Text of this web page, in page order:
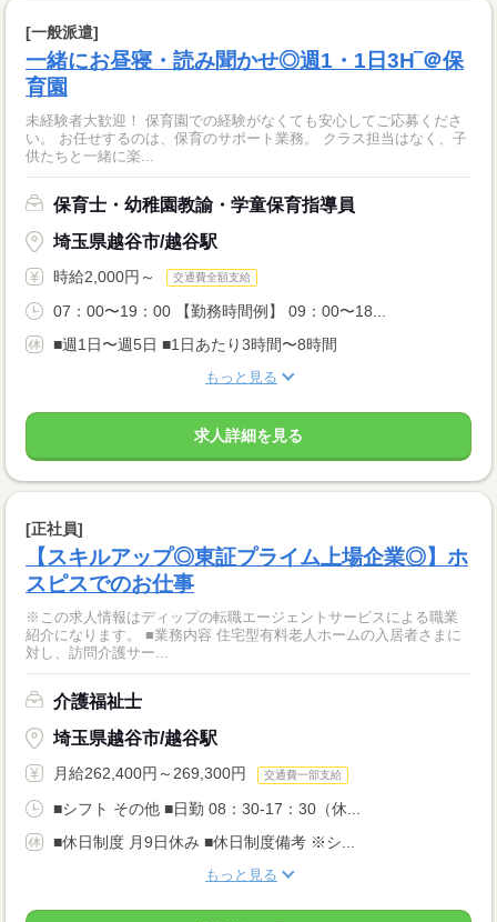
[一般派遣]
一緒にお昼寝・読み聞かせ◎週1・1日3H‾＠保
育園
未経験者大歓迎！ 保育園での経験がなくても安心してご応募くださ
い。 お任せするのは、保育のサポート業務。 クラス担当はなく、子
供たちと一緒に楽...
保育士・幼稚園教諭・学童保育指導員
埼玉県越谷市/越谷駅
時給2,000円～ 交通費全額支給
07：00〜19：00 【勤務時間例】 09：00〜18...
■週1日〜週5日 ■1日あたり3時間〜8時間
もっと見る
求人詳細を見る
[正社員]
【スキルアップ◎東証プライム上場企業◎】ホ
スピスでのお仕事
※この求人情報はディップの転職エージェントサービスによる職業
紹介になります。 ■業務内容 住宅型有料老人ホームの入居者さまに
対し、訪問介護サー...
介護福祉士
埼玉県越谷市/越谷駅
月給262,400円～269,300円 交通費一部支給
■シフト その他 ■日勤 08：30-17：30（休...
■休日制度 月9日休み ■休日制度備考 ※シ...
もっと見る